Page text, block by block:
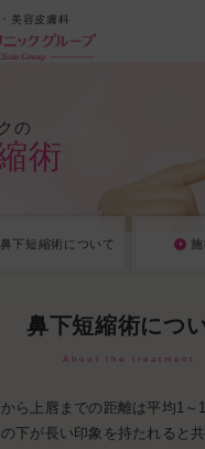
美容皮膚科
の
術
鼻下短縮術について
鼻下短縮術につ
About the treatment
ら上唇までの距離は平均1
下が長い印象を持たれると